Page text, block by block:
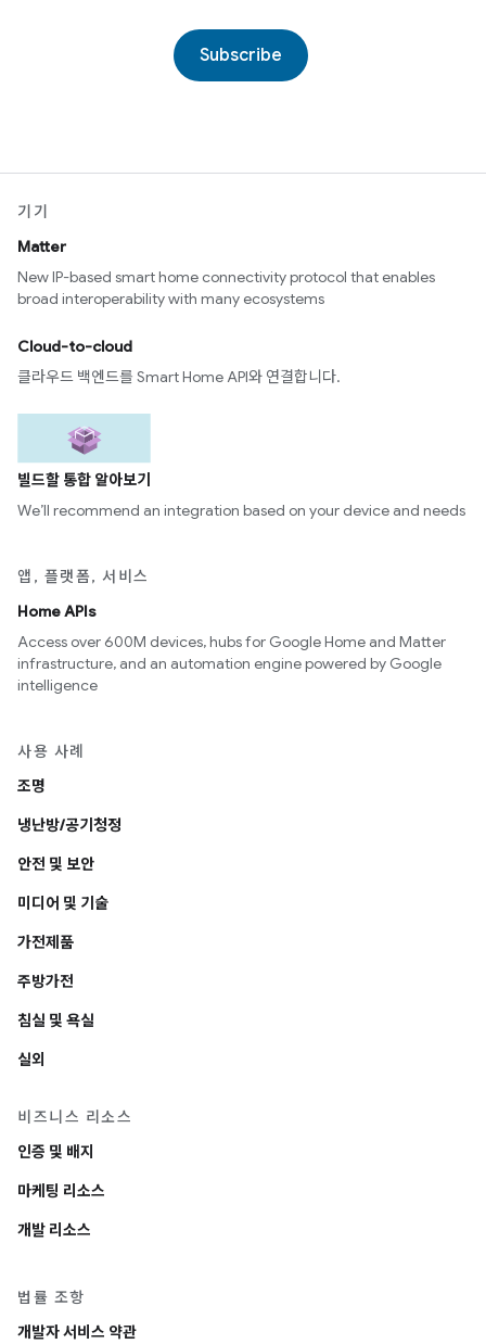
Subscribe
기기
Matter
New IP-based smart home connectivity protocol that enables
broad interoperability with many ecosystems
Cloud-to-cloud
클라우드 백엔드를 Smart Home API와 연결합니다.
빌드할 통합 알아보기
We’ll recommend an integration based on your device and needs
앱, 플랫폼, 서비스
Home APIs
Access over 600M devices, hubs for Google Home and Matter
infrastructure, and an automation engine powered by Google
intelligence
사용 사례
조명
냉난방/공기청정
안전 및 보안
미디어 및 기술
가전제품
주방가전
침실 및 욕실
실외
비즈니스 리소스
인증 및 배지
마케팅 리소스
개발 리소스
법률 조항
개발자 서비스 약관